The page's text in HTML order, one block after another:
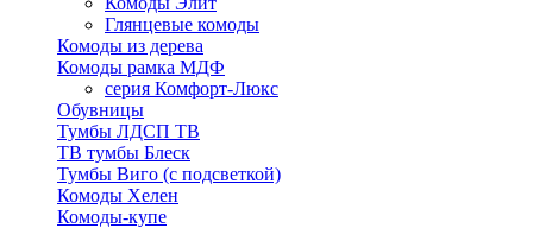
Глянцевые комоды
Комоды из дерева
Комоды рамка МДФ
серия Комфорт-Люкс
Обувницы
Тумбы ЛДСП ТВ
ТВ тумбы Блеск
Тумбы Виго (с подсветкой)
Комоды Хелен
Комоды-купе